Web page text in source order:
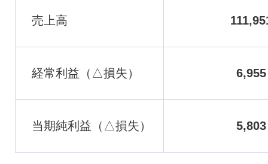
売上高
経常利益（△損失） 6,955
当期純利益（△損失） 5,803